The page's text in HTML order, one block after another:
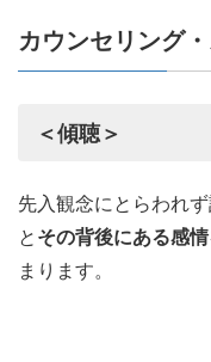
カウンセリング
＜傾聴＞
先入観念にとらわれ
と その背後にある感
まります。